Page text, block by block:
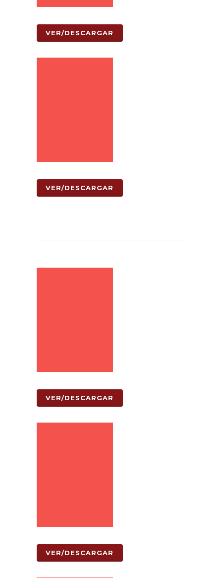
VER/DESCARGAR
VER/DESCARGAR
VER/DESCARGAR
VER/DESCARGAR